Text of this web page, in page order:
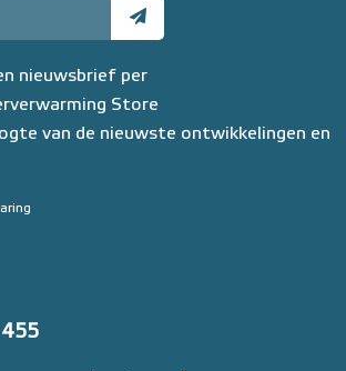
nieuwsbrief per
Store
van de nieuwste ontwikkelingen en